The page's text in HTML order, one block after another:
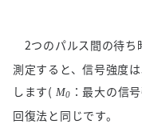
2つのパルス間の待ち
測定すると、信号強度
します( M0 ：最大の信
回復法と同じです。